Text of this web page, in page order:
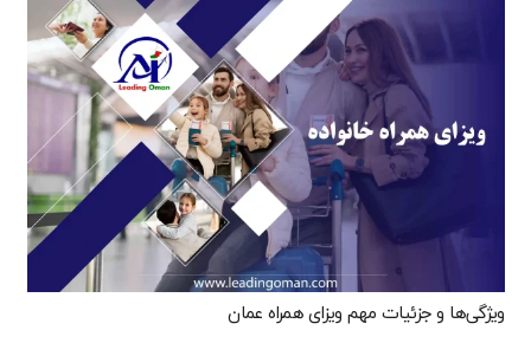
ویژگی‌ها و جزئیات مهم ویزای همراه عمان